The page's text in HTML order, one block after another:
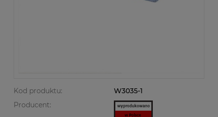
Kod produktu:
W3035-1
Producent: